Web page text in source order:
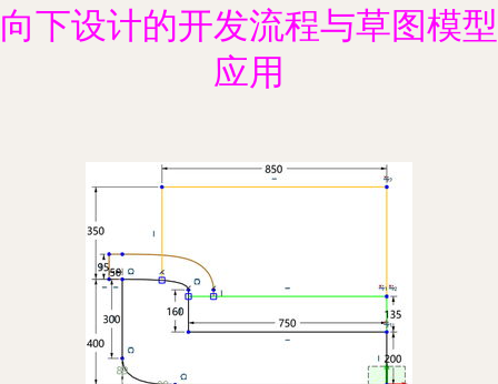
向下设计的开发流程与草图模型
应用